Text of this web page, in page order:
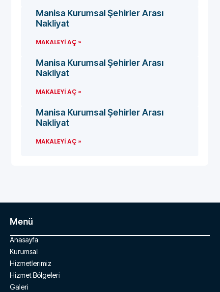
Manisa Kurumsal Şehirler Arası
Nakliyat
MAKALEYI AÇ »
Manisa Kurumsal Şehirler Arası
Nakliyat
MAKALEYI AÇ »
Manisa Kurumsal Şehirler Arası
Nakliyat
MAKALEYI AÇ »
Menü
Anasayfa
Kurumsal
Hizmetlerimiz
Hizmet Bölgeleri
Galeri